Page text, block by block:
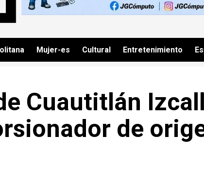
Mujer-es Cultural Entretenimiento
Cuautitlán
de